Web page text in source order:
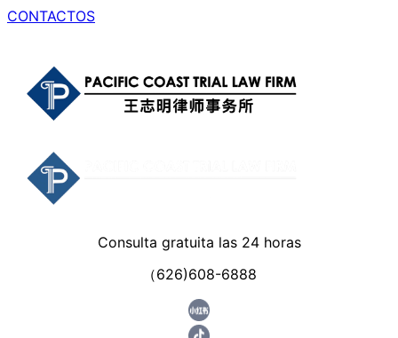
CONTACTOS
Consulta gratuita las 24 horas
（626)608-6888